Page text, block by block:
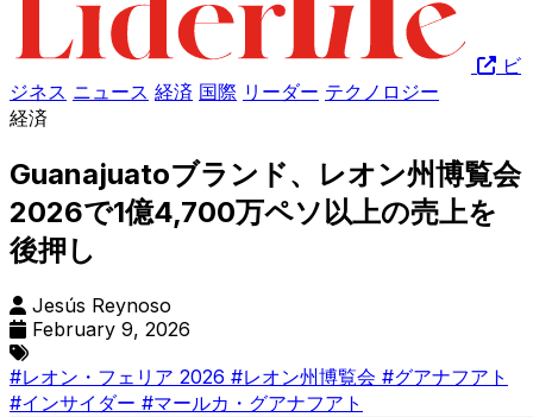
ビ
ジネス ニュース 経済 国際 リーダー テクノロジー
経済
Guanajuatoブランド、レオン州博覧会
2026で1億4,700万ペソ以上の売上を
後押し
Jesús Reynoso
February 9, 2026
#レオン・フェリア 2026 #レオン州博覧会 #グアナフアト
#インサイダー #マールカ・グアナフアト